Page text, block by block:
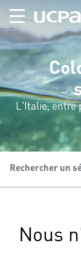
L'Italie, entre
Nous